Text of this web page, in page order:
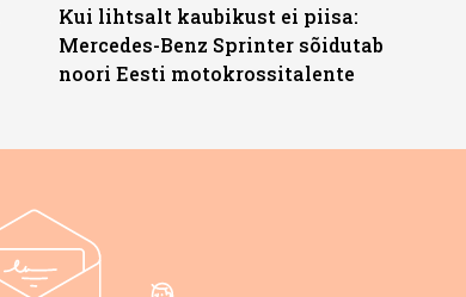
Kui lihtsalt kaubikust ei piisa:
Mercedes-Benz Sprinter sõidutab
noori Eesti motokrossitalente